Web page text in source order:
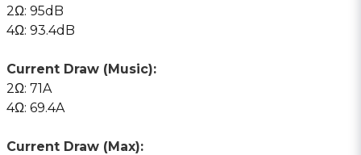
2Ω: 95dB
4Ω: 93.4dB
Current Draw (Music):
2Ω: 71A
4Ω: 69.4A
Current Draw (Max):